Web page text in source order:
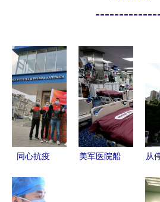
同心抗疫
中焙糖协驰
美军医院船
从
与